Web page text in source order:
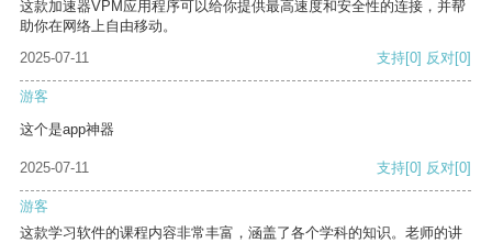
这款加速器VPM应用程序可以给你提供最高速度和安全性的连接，并帮
助你在网络上自由移动。
2025-07-11
支持[0] 反对[0]
游客
这个是app神器
2025-07-11 支持[0] 反对[0]
游客
这款学习软件的课程内容非常丰富，涵盖了各个学科的知识。老师的讲